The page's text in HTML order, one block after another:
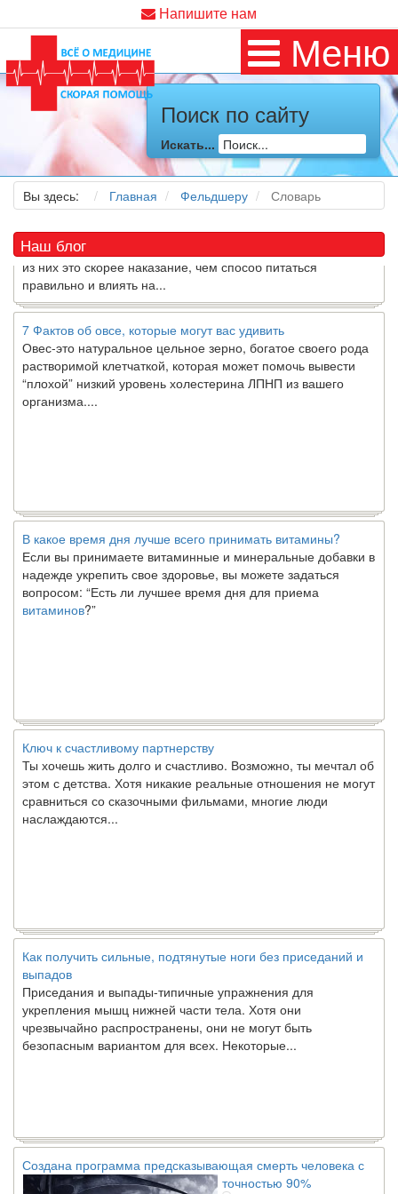
Напишите нам
Меню
Поиск по сайту
Искать...
Вы здесь: Главная Фельдшеру Словарь
Наш блог
Как я заболел во время локдауна?
Это странная ситуация: вы соблюдали все меры
предосторожности COVID-19 (вы почти все время дома),
но, тем не менее, вы каким-то образом простудились. Вы
можете задаться...
5 причин обратить внимание на средиземноморскую диету
приходят в нашужизньи быстро исчезают из нее. Многие
из них это скорее наказание, чем способ питаться
правильно и влиять на...
7 Фактов об овсе, которые могут вас удивить
Овес-это натуральное цельное зерно, богатое своего рода
растворимой клетчаткой, которая может помочь вывести
“плохой” низкий уровень холестерина ЛПНП из вашего
организма....
В какое время дня лучше всего принимать витамины?
Если вы принимаете витаминные и минеральные добавки в
надежде укрепить свое здоровье, вы можете задаться
вопросом: “Есть ли лучшее время дня для приема
витаминов ?”
Ключ к счастливому партнерству
Ты хочешь жить долго и счастливо. Возможно, ты мечтал об
этом с детства. Хотя никакие реальные отношения не могут
сравниться со сказочными фильмами, многие люди
наслаждаются...
Как получить сильные, подтянутые ноги без приседаний и
выпадов
Приседания и выпады-типичные упражнения для
укрепления мышц нижней части тела. Хотя они
чрезвычайно распространены, они не могут быть
безопасным вариантом для всех. Некоторые...
Создана программа предсказывающая смерть человека с
точностью 90%
Ученые из